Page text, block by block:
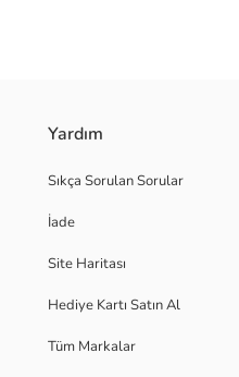
Yardım
Sıkça Sorulan Sorular
İade
Site Haritası
Hediye Kartı Satın Al
Tüm Markalar